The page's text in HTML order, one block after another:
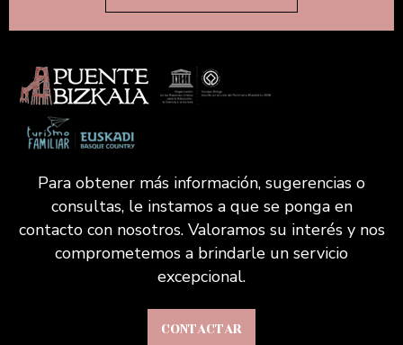
Para obtener más información, sugerencias o
consultas, le instamos a que se ponga en
contacto con nosotros. Valoramos su interés y nos
comprometemos a brindarle un servicio
excepcional.
CONTACTAR